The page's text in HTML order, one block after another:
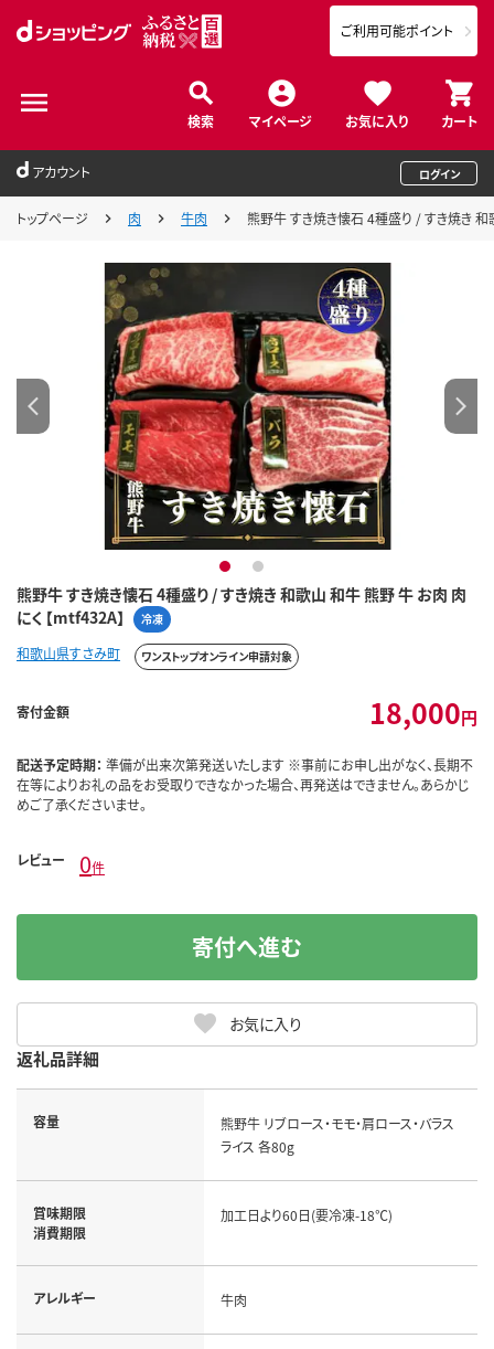
検索 マイページ お気に入り カート
ご利用可能ポイント
アカウント ログイン
トップページ 肉 牛肉 熊野牛 すき焼き懐石 4種盛り / すき焼き
熊野牛 すき焼き懐石 4種盛り / すき焼き 和歌山 和牛 熊野 牛 お肉 肉
にく 【mtf432A】
冷凍
1 2
和歌山県すさみ町 ワンストップオンライン申請対象
寄付金額 18,000円
配送予定時期： 準備が出来次第発送いたします ※事前にお申し出がなく、長期不
在等によりお礼の品をお受取りできなかった場合、再発送はできません。あらかじ
めご了承くださいませ。
レビュー 0件
お気に入り
寄付へ進む
返礼品詳細
容量
熊野牛 リブロース・モモ・肩ロース・バラス
ライス 各80g
賞味期限
消費期限
加工日より60日(要冷凍-18℃)
アレルギー 牛肉